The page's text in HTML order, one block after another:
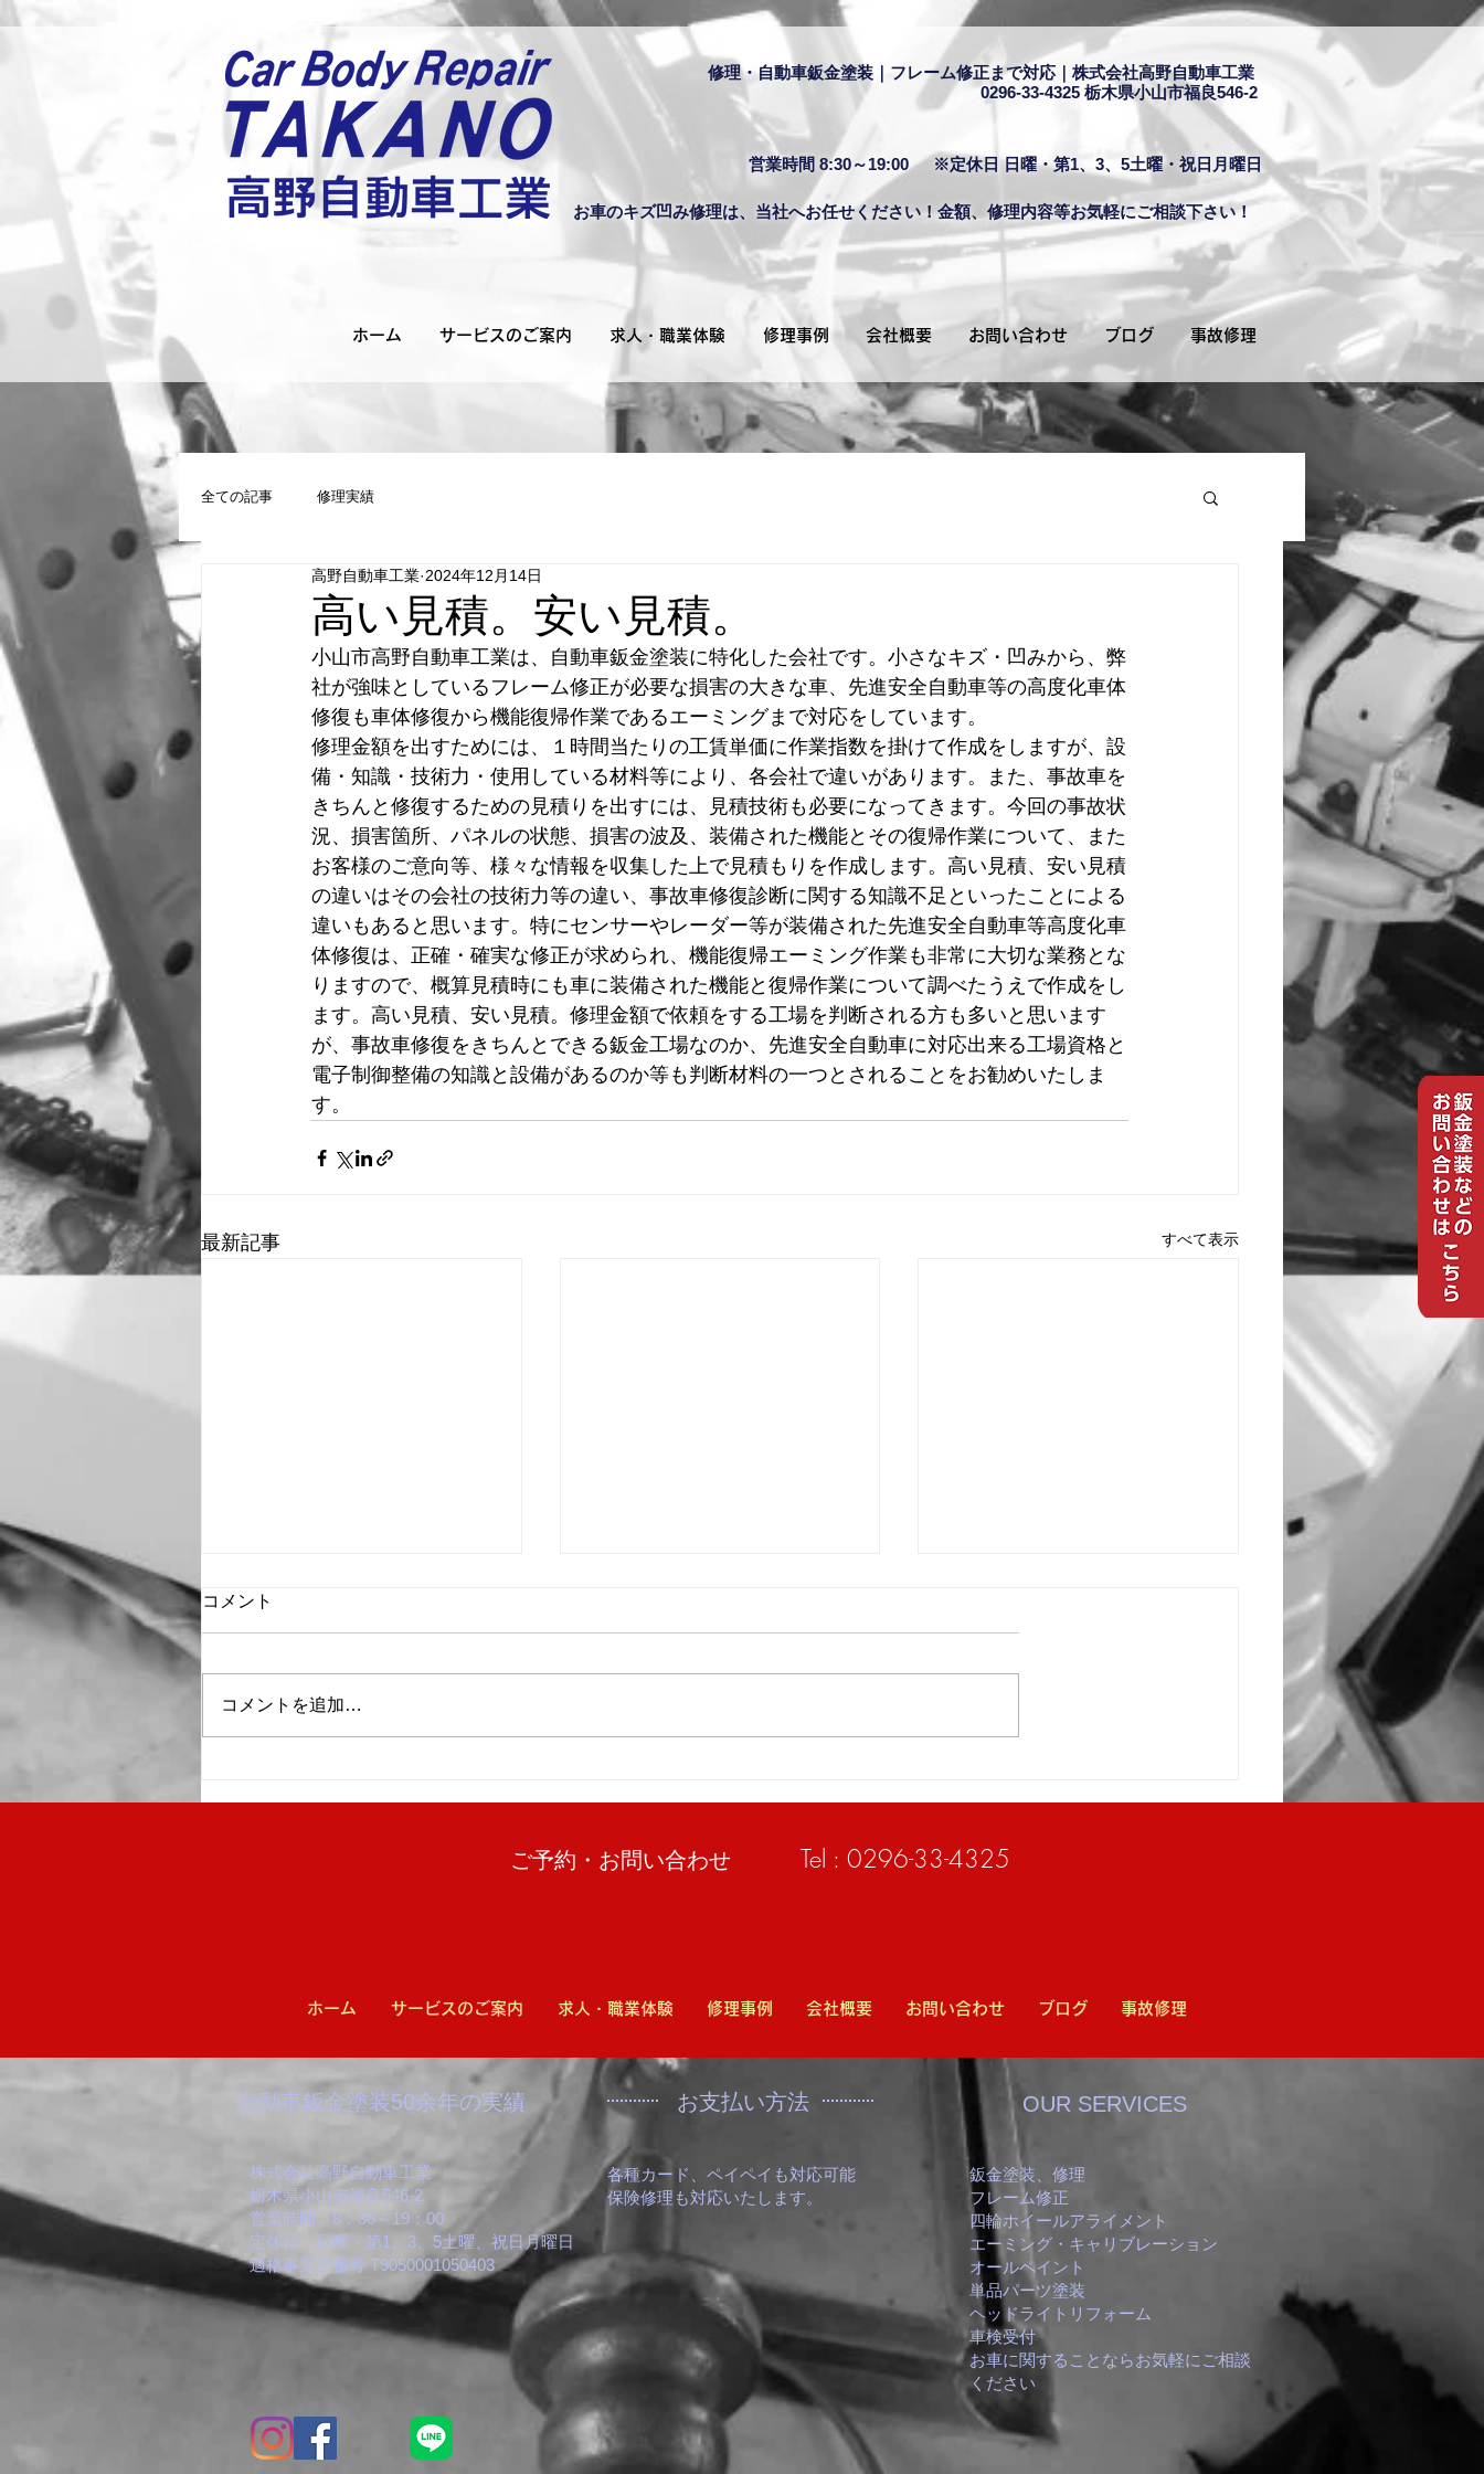
0296-33-4325 栃木県小山市福良546-2
修理・自動車鈑金塗装｜フレーム修正まで対応｜株式会社高野自動車工業
営業時間 8:30～19:00 ※定休日 日曜・第1、3、5土曜・祝日月曜日
お車のキズ凹み修理は、当社へお任せください！金額、修理内容等お気軽にご相談下さい！
ホーム サービスのご案内 求人・職業体験 修理事例 会社概要 お問い合わせ ブログ 事故修理
全ての記事 修理実績
高い見積。安い見積。
高野自動車工業 2024年12月14日
小山市高野自動車工業は、自動車鈑金塗装に特化した会社です。小さなキズ・凹みから、弊
社が強味としているフレーム修正が必要な損害の大きな車、先進安全自動車等の高度化車体
修復も車体修復から機能復帰作業であるエーミングまで対応をしています。
修理金額を出すためには、１時間当たりの工賃単価に作業指数を掛けて作成をしますが、設
備・知識・技術力・使用している材料等により、各会社で違いがあります。また、事故車を
きちんと修復するための見積りを出すには、見積技術も必要になってきます。今回の事故状
況、損害箇所、パネルの状態、損害の波及、装備された機能とその復帰作業について、また
お客様のご意向等、様々な情報を収集した上で見積もりを作成します。高い見積、安い見積
の違いはその会社の技術力等の違い、事故車修復診断に関する知識不足といったことによる
違いもあると思います。特にセンサーやレーダー等が装備された先進安全自動車等高度化車
体修復は、正確・確実な修正が求められ、機能復帰エーミング作業も非常に大切な業務とな
りますので、概算見積時にも車に装備された機能と復帰作業について調べたうえで作成をし
ます。高い見積、安い見積。修理金額で依頼をする工場を判断される方も多いと思います
が、事故車修復をきちんとできる鈑金工場なのか、先進安全自動車に対応出来る工場資格と
電子制御整備の知識と設備があるのか等も判断材料の一つとされることをお勧めいたしま
す。
最新記事 すべて表示
ム」を実施しています
のリヤ周り修理なら高野自動
事例/小山市高野自動車工業
コメント
コメントを追加…
​ご予約・お問い合わせ Tel : 0296-33-4325
ホーム サービスのご案内 求人・職業体験 修理事例 会社概要 お問い合わせ ブログ 事故修理
​​自動車鈑金塗装50余年の実績
株式会社高野自動車工業
栃木県小山市福良546-2
営業時間 8：30～19：00
​定休日 日曜・第1、3、5土曜、祝日月曜日
適格事業者番号 T9050001050403
​お支払い方法
各種カード、ペイペイも対応可能
​保険修理も対応いたします。
OUR SERVICES
鈑金塗装、修理
フレーム修正
四輪ホイールアライメント
​エーミング・キャリブレーション
オールペイント
単品パーツ塗装
ヘッドライトリフォーム
車検受付
​お車に関することならお気軽にご相談
ください